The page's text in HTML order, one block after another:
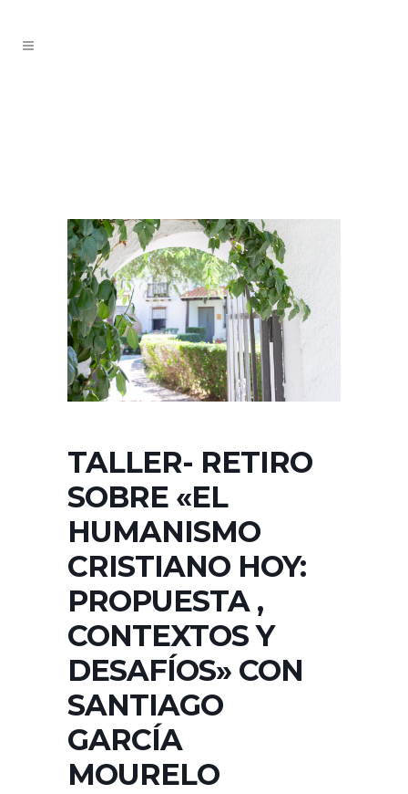
TALLER- RETIRO
SOBRE «EL
HUMANISMO
CRISTIANO HOY:
PROPUESTA ,
CONTEXTOS Y
DESAFÍOS» CON
SANTIAGO
GARCÍA
MOURELO